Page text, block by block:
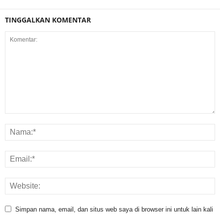
TINGGALKAN KOMENTAR
Simpan nama, email, dan situs web saya di browser ini untuk lain kali